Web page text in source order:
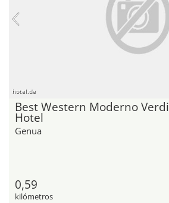
hotel.de
Best Western Moderno Verdi
Hotel
Genua
0,59
kilómetros